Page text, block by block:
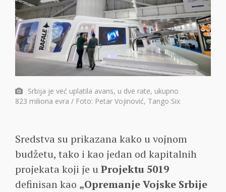
Srbija je već uplatila avans, u dve rate, ukupno
823 miliona evra / Foto: Petar Vojinović, Tango Six
Sredstva su prikazana kako u vojnom
budžetu, tako i kao jedan od kapitalnih
projekata koji je u Projektu 5019
definisan kao „Opremanje Vojske Srbije